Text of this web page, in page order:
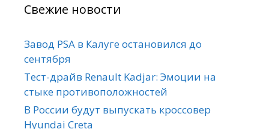
Свежие новости
Завод PSA в Калуге остановился до
сентября
Тест-драйв Renault Kadjar: Эмоции на
стыке противоположностей
В России будут выпускать кроссовер
Hyundai Creta